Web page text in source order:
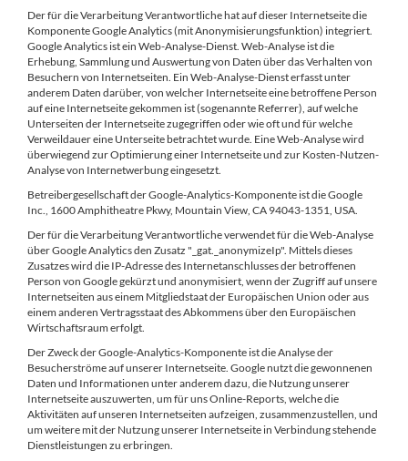
Der für die Verarbeitung Verantwortliche hat auf dieser Internetseite die
Komponente Google Analytics (mit Anonymisierungsfunktion) integriert.
Google Analytics ist ein Web-Analyse-Dienst. Web-Analyse ist die
Erhebung, Sammlung und Auswertung von Daten über das Verhalten von
Besuchern von Internetseiten. Ein Web-Analyse-Dienst erfasst unter
anderem Daten darüber, von welcher Internetseite eine betroffene Person
auf eine Internetseite gekommen ist (sogenannte Referrer), auf welche
Unterseiten der Internetseite zugegriffen oder wie oft und für welche
Verweildauer eine Unterseite betrachtet wurde. Eine Web-Analyse wird
überwiegend zur Optimierung einer Internetseite und zur Kosten-Nutzen-
Analyse von Internetwerbung eingesetzt.
Betreibergesellschaft der Google-Analytics-Komponente ist die Google
Inc., 1600 Amphitheatre Pkwy, Mountain View, CA 94043-1351, USA.
Der für die Verarbeitung Verantwortliche verwendet für die Web-Analyse
über Google Analytics den Zusatz "_gat._anonymizeIp". Mittels dieses
Zusatzes wird die IP-Adresse des Internetanschlusses der betroffenen
Person von Google gekürzt und anonymisiert, wenn der Zugriff auf unsere
Internetseiten aus einem Mitgliedstaat der Europäischen Union oder aus
einem anderen Vertragsstaat des Abkommens über den Europäischen
Wirtschaftsraum erfolgt.
Der Zweck der Google-Analytics-Komponente ist die Analyse der
Besucherströme auf unserer Internetseite. Google nutzt die gewonnenen
Daten und Informationen unter anderem dazu, die Nutzung unserer
Internetseite auszuwerten, um für uns Online-Reports, welche die
Aktivitäten auf unseren Internetseiten aufzeigen, zusammenzustellen, und
um weitere mit der Nutzung unserer Internetseite in Verbindung stehende
Dienstleistungen zu erbringen.